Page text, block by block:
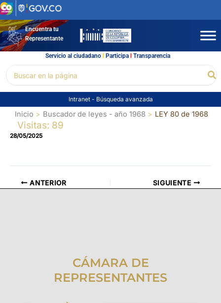
Ir
al
contenidoEncuentra tu
Representante
Servicio al ciudadano l Participal Transparencia
por:
Intranet - Búsqueda avanzada
Inicio Buscador de leyes - año 1968 LEY 80 de 1968
Visitas: 89
28/05/2025
ANTERIOR SIGUIENTE
CÁMARA DE
REPRESENTANTES